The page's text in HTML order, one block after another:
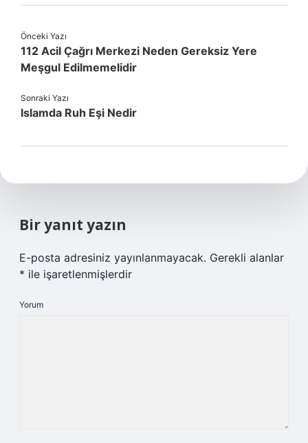
Önceki Yazı
112 Acil Çağrı Merkezi Neden Gereksiz Yere
Meşgul Edilmemelidir
Sonraki Yazı
Islamda Ruh Eşi Nedir
Bir yanıt yazın
E-posta adresiniz yayınlanmayacak. Gerekli alanlar
* ile işaretlenmişlerdir
Yorum